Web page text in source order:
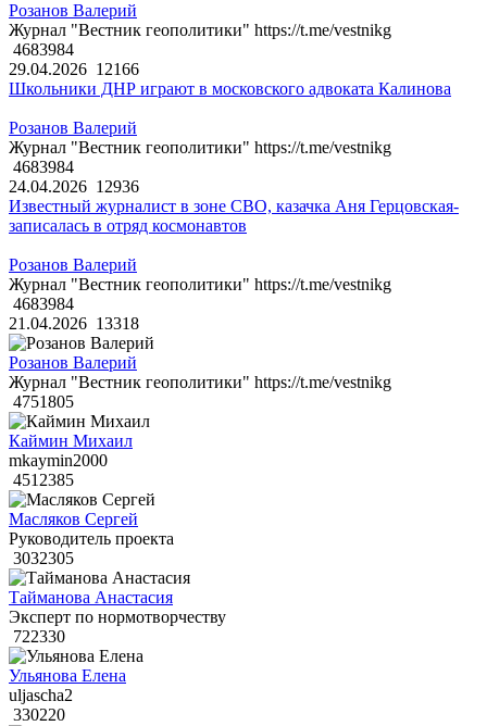
Розанов Валерий
Журнал "Вестник геополитики" https://t.me/vestnikg
4683984
29.04.2026 12166
Школьники ДНР играют в московского адвоката Калинова
Розанов Валерий
Журнал "Вестник геополитики" https://t.me/vestnikg
4683984
24.04.2026 12936
Известный журналист в зоне СВО, казачка Аня Герцовская-
записалась в отряд космонавтов
Розанов Валерий
Журнал "Вестник геополитики" https://t.me/vestnikg
4683984
21.04.2026 13318
Розанов Валерий
Журнал "Вестник геополитики" https://t.me/vestnikg
4751805
Каймин Михаил
mkaymin2000
4512385
Масляков Сергей
Руководитель проекта
3032305
Тайманова Анастасия
Эксперт по нормотворчеству
722330
Ульянова Елена
uljascha2
330220